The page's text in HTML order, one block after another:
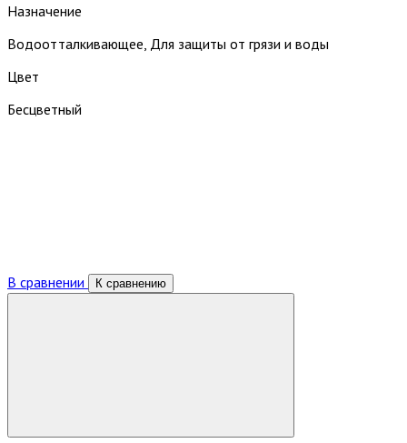
Назначение
Водоотталкивающее, Для защиты от грязи и воды
Цвет
Бесцветный
В сравнении К сравнению